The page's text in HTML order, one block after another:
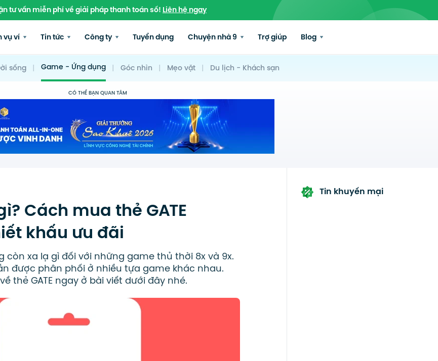
tư vấn miễn phí về giải pháp thanh toán số!Liên hệ ngay
vụ ví Tin tức Công ty Tuyển dụng Chuyện nhà 9 Trợ giúp Blog
sống | Game - Ứng dụng | Góc nhìn | Mẹo vặt | Du lịch - Khách sạn
CÓ THỂ BẠN QUAN TÂM
Cách mua thẻ GATE
khấu ưu đãi
còn xa lạ gì đối với những game thủ thời 8x và 9x.
được phân phối ở nhiều tựa game khác nhau.
thẻ GATE ngay ở bài viết dưới đây nhé.
Tin khuyến mại